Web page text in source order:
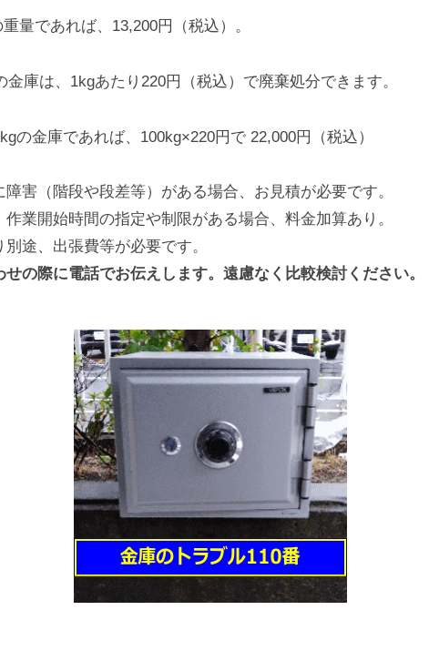
量であれば、13,200円（税込）。
金庫は、1kgあたり220円（税込）で廃棄処分できます。
の金庫であれば、100kg×220円で 22,000円（税込）
害（階段や段差等）がある場合、お見積が必要です。
業開始時間の指定や制限がある場合、料金加算あり。
途、出張費等が必要です。
の際に電話でお伝えします。遠慮なく比較検討ください。